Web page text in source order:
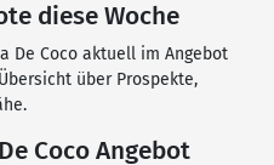
diese Woche
De Coco aktuell im Angebot
über Prospekte,
Coco Angebot